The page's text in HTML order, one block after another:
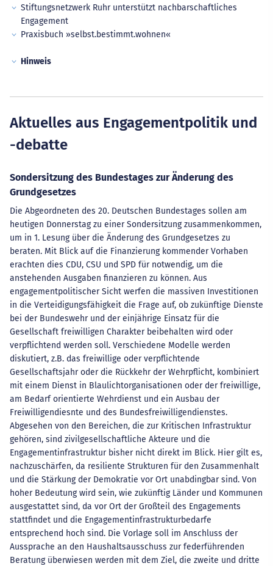
Stiftungsnetzwerk Ruhr unterstützt nachbarschaftliches
Engagement
Praxisbuch »selbst.bestimmt.wohnen«
Hinweis
Aktuelles aus Engagementpolitik und
-debatte
Sondersitzung des Bundestages zur Änderung des
Grundgesetzes
Die Abgeordneten des 20. Deutschen Bundestages sollen am
heutigen Donnerstag zu einer Sondersitzung zusammenkommen,
um in 1. Lesung über die Änderung des Grundgesetzes zu
beraten. Mit Blick auf die Finanzierung kommender Vorhaben
erachten dies CDU, CSU und SPD für notwendig, um die
anstehenden Ausgaben finanzieren zu können. Aus
engagementpolitischer Sicht werfen die massiven Investitionen
in die Verteidigungsfähigkeit die Frage auf, ob zukünftige Dienste
bei der Bundeswehr und der einjährige Einsatz für die
Gesellschaft freiwilligen Charakter beibehalten wird oder
verpflichtend werden soll. Verschiedene Modelle werden
diskutiert, z.B. das freiwillige oder verpflichtende
Gesellschaftsjahr oder die Rückkehr der Wehrpflicht, kombiniert
mit einem Dienst in Blaulichtorganisationen oder der freiwillige,
am Bedarf orientierte Wehrdienst und ein Ausbau der
Freiwilligendiesnte und des Bundesfreiwilligendienstes.
Abgesehen von den Bereichen, die zur Kritischen Infrastruktur
gehören, sind zivilgesellschaftliche Akteure und die
Engagementinfrastruktur bisher nicht direkt im Blick. Hier gilt es,
nachzuschärfen, da resiliente Strukturen für den Zusammenhalt
und die Stärkung der Demokratie vor Ort unabdingbar sind. Von
hoher Bedeutung wird sein, wie zukünftig Länder und Kommunen
ausgestattet sind, da vor Ort der Großteil des Engagements
stattfindet und die Engagementinfrastrukturbedarfe
entsprechend hoch sind. Die Vorlage soll im Anschluss der
Aussprache an den Haushaltsausschuss zur federführenden
Beratung überwiesen werden mit dem Ziel, die zweite und dritte